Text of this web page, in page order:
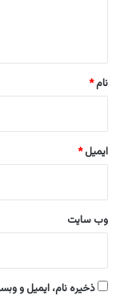
نام*
ایمیل*
وب‌ سایت
ذخیره نام، ایمیل و